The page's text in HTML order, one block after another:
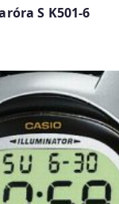
S K501-6